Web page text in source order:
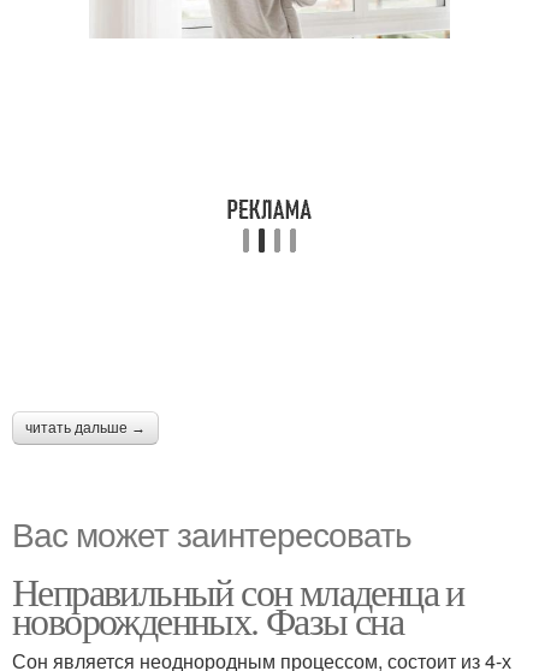
читать дальше →
Вас может заинтересовать
Неправильный сон младенца и
новорожденных. Фазы сна
Сон является неоднородным процессом, состоит из 4-х